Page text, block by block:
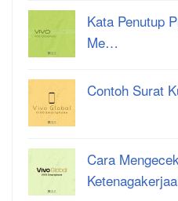
Kata Penutup
Me…
Contoh Surat
Cara